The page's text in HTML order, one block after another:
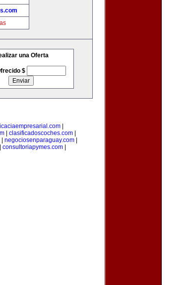
una Oferta
$
|
clasificadoscoches.com
negociosenparaguay.com
consultoriapymes.com|